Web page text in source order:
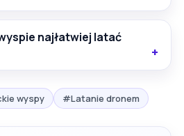
najłatwiej latać
wyspy #Latanie dronem